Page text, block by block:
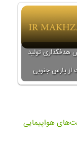
تولید
از پارس جنوبی
هواپیمایی